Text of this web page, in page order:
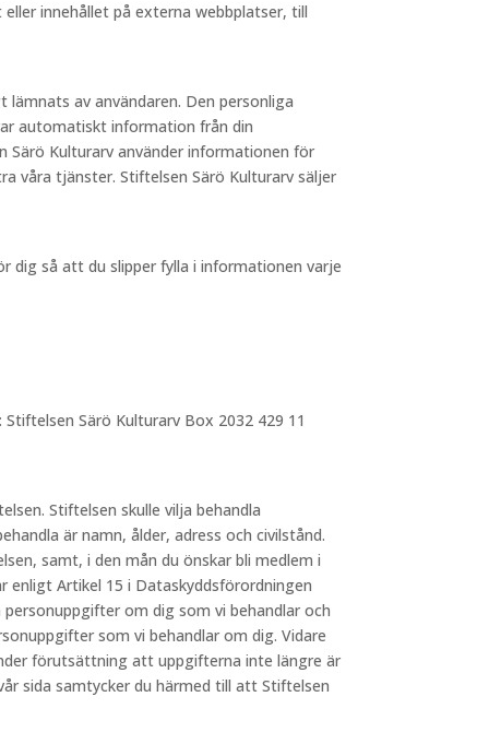
innehållet på externa webbplatser, till
av användaren. Den personliga
automatiskt information från din
Särö Kulturarv använder informationen för
våra tjänster. Stiftelsen Särö Kulturarv säljer
dig så att du slipper fylla i informationen varje
Särö Kulturarv Box 2032 429 11
Stiftelsen skulle vilja behandla
är namn, ålder, adress och civilstånd.
samt, i den mån du önskar bli medlem i
enligt Artikel 15 i Dataskyddsförordningen
om dig som vi behandlar och
som vi behandlar om dig. Vidare
förutsättning att uppgifterna inte längre är
sida samtycker du härmed till att Stiftelsen